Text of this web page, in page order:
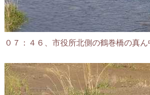
０７：４６、市役所北側の鶴巻橋の真ん